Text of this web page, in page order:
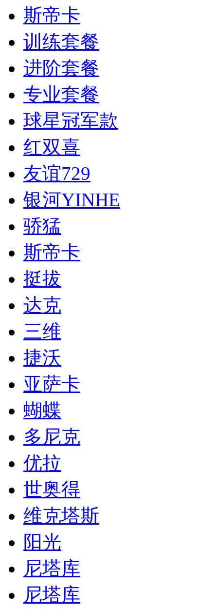
斯帝卡
训练套餐
进阶套餐
专业套餐
球星冠军款
红双喜
友谊729
银河YINHE
骄猛
斯帝卡
挺拔
达克
三维
捷沃
亚萨卡
蝴蝶
多尼克
优拉
世奥得
维克塔斯
阳光
尼塔库
尼塔库